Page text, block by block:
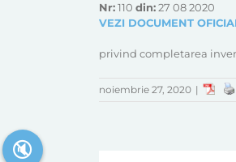
Nr:110 din:27 08 2020
VEZI DOCUMENT
privind completarea
noiembrie 27, 2020 |
🔇